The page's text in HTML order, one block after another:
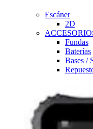
Escáner
2D
Fundas
Baterías
Bases /